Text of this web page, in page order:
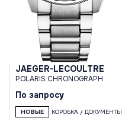
JAEGER-LECOULTRE
POLARIS CHRONOGRAPH
По запросу
НОВЫЕ КОРОБКА / ДОКУМЕНТЫ